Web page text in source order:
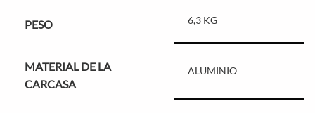
PESO 6,3 KG
MATERIAL DE LA
CARCASA
ALUMINIO